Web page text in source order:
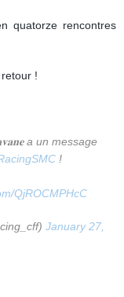
quatorze rencontres
!
a un message
!
QjROCMPHcC
January 27,